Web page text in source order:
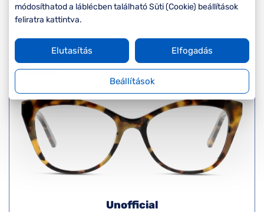
Részletek
-50%
Unofficial
módosíthatod a láblécben található Süti (Cookie) beállítások
feliratra kattintva.
Beállítások
Elutasítás Elfogadás